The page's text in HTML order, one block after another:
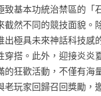
基本功統治禁區的「
然不同的競技面貌。
出極具未來神話科技
搭。此外，迎接炎炎
的狂歡活動，不僅有
玩家回歸召回獎勵，